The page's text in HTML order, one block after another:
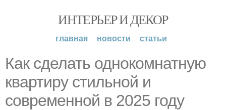
ИНТЕРЬЕР И ДЕКОР
главная новости статьи
Как сделать однокомнатную
квартиру стильной и
современной в 2025 году